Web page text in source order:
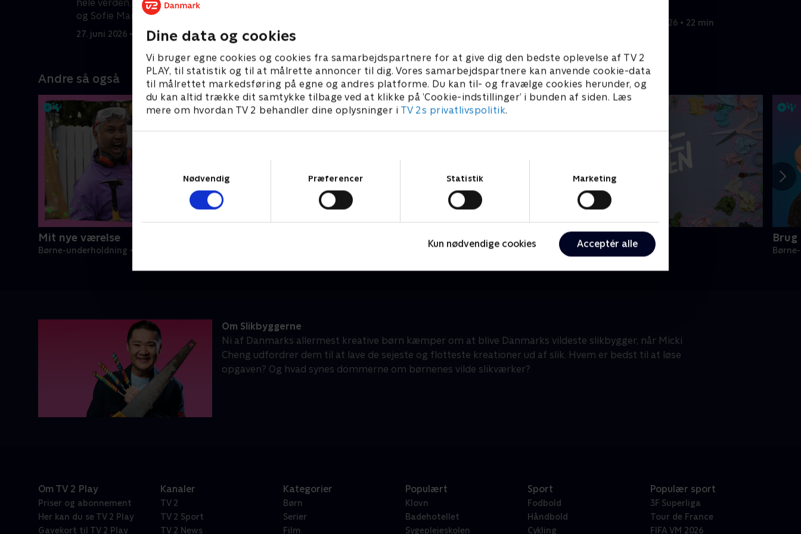
Dine data og cookies
Vi bruger egne cookies og cookies fra samarbejdspartnere for at give dig den bedste oplevelse af TV 2
PLAY, til statistik og til at målrette annoncer til dig. Vores samarbejdspartnere kan anvende cookie-data
til målrettet markedsføring på egne og andres platforme. Du kan til- og fravælge cookies herunder, og
du kan altid trække dit samtykke tilbage ved at klikke på ’Cookie-indstillinger’ i bunden af siden. Læs
mere om hvordan TV 2 behandler dine oplysninger i TV 2s privatlivspolitik.
Nødvendig
Præferencer Statistik Marketing
Kun nødvendige cookies Acceptér alle
hele verden. Micki Cheng udfordrer,
og Sofie Martinussen kårer vinderen.
27. juni 2026 • 21 min
27. juni 2026 • 22 min
Andre så også
Mit nye værelse
Børne-underholdning • 5 sæsoner
Kreaklubben
Børne-underholdning • 2 sæsoner
Om Slikbyggerne
Ni af Danmarks allermest kreative børn kæmper om at blive Danmarks vildeste slikbygger, når Micki
Cheng udfordrer dem til at lave de sejeste og flotteste kreationer ud af slik. Hvem er bedst til at løse
opgaven? Og hvad synes dommerne om børnenes vilde slikværker?
Om TV 2 Play
Priser og abonnement
Her kan du se TV 2 Play
Gavekort til TV 2 Play
Kanaler
TV 2
TV 2 Sport
TV 2 News
Kategorier
Børn
Serier
Film
Populært
Klovn
Badehotellet
Sygeplejeskolen
Sport
Fodbold
Håndbold
Cykling
Populær sport
3F Superliga
Tour de France
FIFA VM 2026